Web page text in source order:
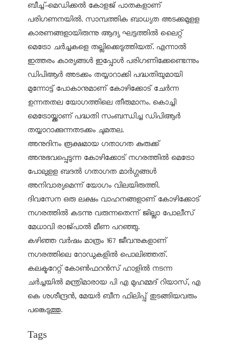
ബീച്ച്-മെഡിക്കൽ കോളജ് പാതകളാണ്
പരിഗണനയിൽ. സാമ്പത്തിക ബാധ്യത അടക്കമുളള
കാരണങ്ങളായിരുന്നു ആദ്യ ഘട്ടത്തിൽ ലൈറ്റ്
മെട്രോ ചർച്ചകളെ തല്ലിക്കെടുത്തിയത്. എന്നാൽ
ഇത്തരം കാര്യങ്ങൾ ഇപ്പോൾ പരിഗണിക്കേണ്ടെന്നും
ഡിപിആർ അടക്കം തയ്യാറാക്കി പദ്ധതിയുമായി
മുന്നോട്ട് പോകാനുമാണ് കോഴിക്കോട് ചേർന്ന
ഉന്നതതല യോഗത്തിലെ തീരുമാനം. കൊച്ചി
മെട്രോയ്ക്കാണ് പദ്ധതി സംബന്ധിച്ച ഡിപിആർ
തയ്യാറാക്കുന്നതടക്കം ചുമതല.
അനുദിനം രൂക്ഷമായ ഗതാഗത കുരുക്ക്
അനുഭവപ്പെടുന്ന കോഴിക്കോട് നഗരത്തിൽ മെട്രോ
പോലുളള ബദൽ ഗതാഗത മാർഗ്ഗങ്ങൾ
അനിവാര്യമെന്ന് യോഗം വിലയിരുത്തി.
ദിവസേന ഒരു ലക്ഷം വാഹനങ്ങളാണ് കോഴിക്കോട്
നഗരത്തിൽ കടന്നു വരുന്നതെന്ന് ജില്ലാ പോലീസ്
മേധാവി രാജ്പാൽ മീണ പറഞ്ഞു.
കഴിഞ്ഞ വർഷം മാത്രം 167 ജീവനുകളാണ്
നഗരത്തിലെ റോഡുകളിൽ പൊലിഞ്ഞത്.
കലക്ടറേറ്റ് കോൺഫറൻസ് ഹാളിൽ നടന്ന
ചർച്ചയിൽ മന്ത്രിമാരായ പി എ മുഹമ്മദ് റിയാസ്, എ
കെ ശശീന്ദ്രൻ, മേയർ ബീന ഫിലിപ്പ് തുടങ്ങിയവരും
പങ്കെടുത്തു.
Tags